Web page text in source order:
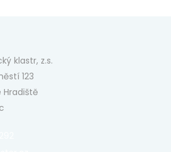
klastr, z.s.
123
Hradiště